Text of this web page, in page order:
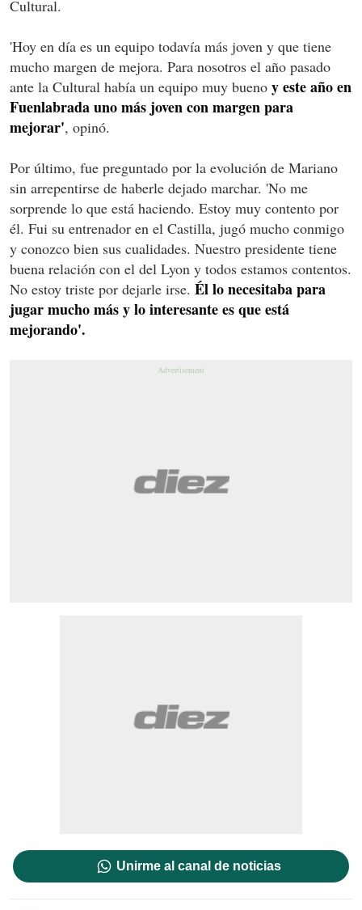
Cultural.
'Hoy en día es un equipo todavía más joven y que tiene
mucho margen de mejora. Para nosotros el año pasado
ante la Cultural había un equipo muy bueno y este año en
Fuenlabrada uno más joven con margen para
mejorar', opinó.
Por último, fue preguntado por la evolución de Mariano
sin arrepentirse de haberle dejado marchar. 'No me
sorprende lo que está haciendo. Estoy muy contento por
él. Fui su entrenador en el Castilla, jugó mucho conmigo
y conozco bien sus cualidades. Nuestro presidente tiene
buena relación con el del Lyon y todos estamos contentos.
No estoy triste por dejarle irse. Él lo necesitaba para
jugar mucho más y lo interesante es que está
mejorando'.
Unirme al canal de noticias